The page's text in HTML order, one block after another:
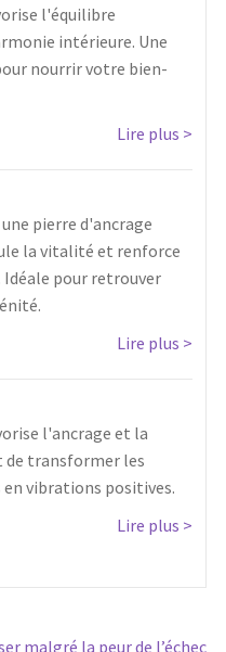
l'équilibre
intérieure. Une
nourrir votre bien-
Lire plus
pierre d'ancrage
la vitalité et renforce
Idéale pour retrouver
Lire plus
l'ancrage et la
transformer les
vibrations positives.
Lire plus
malgré la peur de l’échec